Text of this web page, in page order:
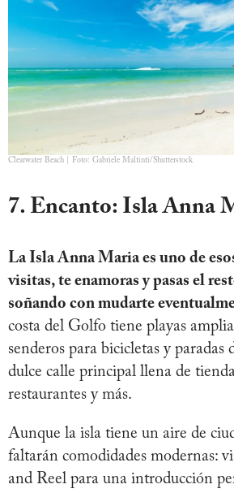
Clearwater Beach | Foto: Gabriele Maltinti/Shutterstock
7. Encanto: Isla Anna
La Isla Anna Maria es uno de
visitas, te enamoras y pasas el
soñando con mudarte
costa del Golfo tiene playas
senderos para bicicletas y paradas
dulce calle principal llena de
restaurantes y más.
Aunque la isla tiene un aire de
faltarán comodidades modernas:
and Reel para una introducción